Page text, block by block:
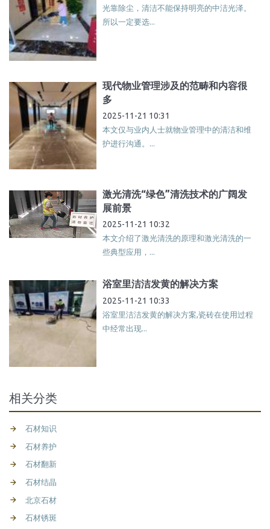
光靠除尘，清洁不能保持明亮的中洁光泽。
所以一定要选...
现代物业管理涉及的范畴和内容很
多
2025-11-21 10:31
本文仅与业内人士就物业管理中的清洁和维
护进行沟通。...
激光清洗“绿色”清洗技术的广阔发
展前景
2025-11-21 10:32
本文介绍了激光清洗的原理和激光清洗的一
些典型应用，...
浴室里洁洁发黄的解决方案
2025-11-21 10:33
浴室里洁洁发黄的解决方案,瓷砖在使用过程
中经常出现...
相关分类
石材知识
石材养护
石材翻新
石材结晶
北京石材
石材锈斑